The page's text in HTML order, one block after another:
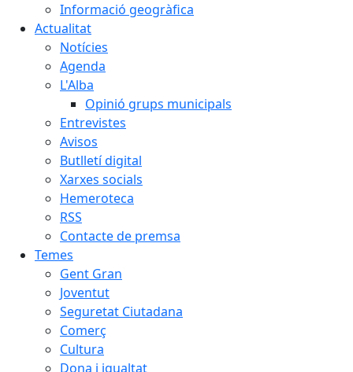
Informació geogràfica
Actualitat
Notícies
Agenda
L'Alba
Opinió grups municipals
Entrevistes
Avisos
Butlletí digital
Xarxes socials
Hemeroteca
RSS
Contacte de premsa
Temes
Gent Gran
Joventut
Seguretat Ciutadana
Comerç
Cultura
Dona i igualtat